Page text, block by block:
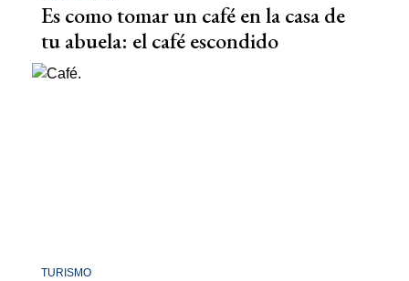
Es como tomar un café en la casa de
tu abuela: el café escondido
TURISMO